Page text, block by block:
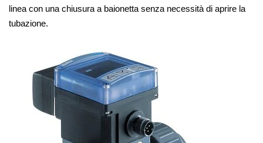
linea con una chiusura a baionetta senza necessità di aprire la
tubazione.